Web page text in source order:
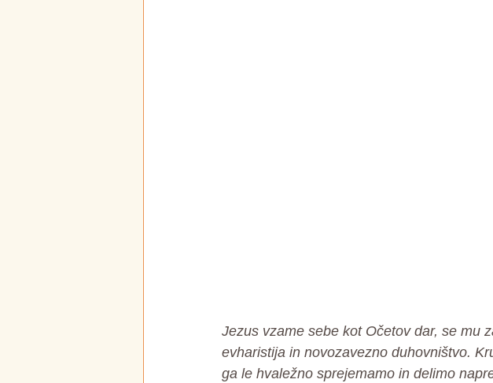
Jezus vzame sebe kot Očetov dar, se mu
evharistija in novozavezno duhovništvo.
ga le hvaležno sprejemamo in delimo